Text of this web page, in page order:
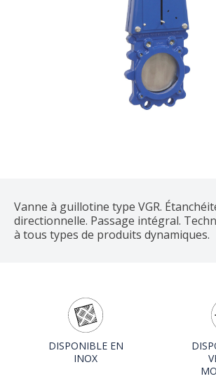
Vanne à guillotine type VGR.
directionnelle. Passage intégral.
à tous types de produits dynamiques.
DISPONIBLE EN
INOX